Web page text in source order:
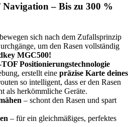
– Bis zu 300 %
sich nach dem Zufallsprinzip
um den Rasen vollständig
MGC500!
Positionierungstechnologie
erstellt eine präzise Karte deines
so intelligent, dass er den Rasen
als herkömmliche Geräte.
– schont den Rasen und spart
– für ein gleichmäßiges, perfektes